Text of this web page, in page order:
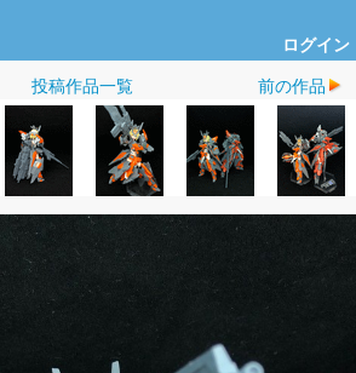
ログイン
投稿作品一覧 前の作品